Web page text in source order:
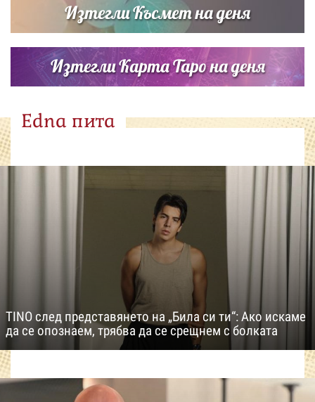
Изтегли Късмет на деня
Изтегли Карта Таро на деня
Edna пита
TINO след представянето на „Била си ти“: Ако искаме
да се опознаем, трябва да се срещнем с болката